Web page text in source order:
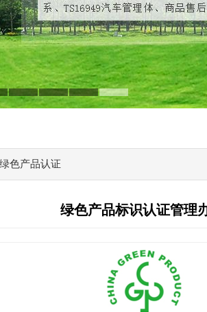
色产品认证
绿色产品标识认证管理